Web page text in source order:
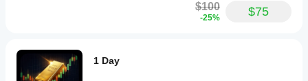
$100
-25% $75
1 Day